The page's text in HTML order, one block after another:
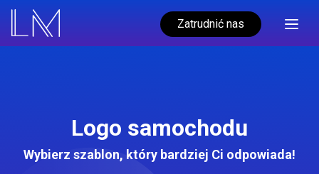
Zatrudnić nas
Logo samochodu
Wybierz szablon, który bardziej Ci odpowiada!